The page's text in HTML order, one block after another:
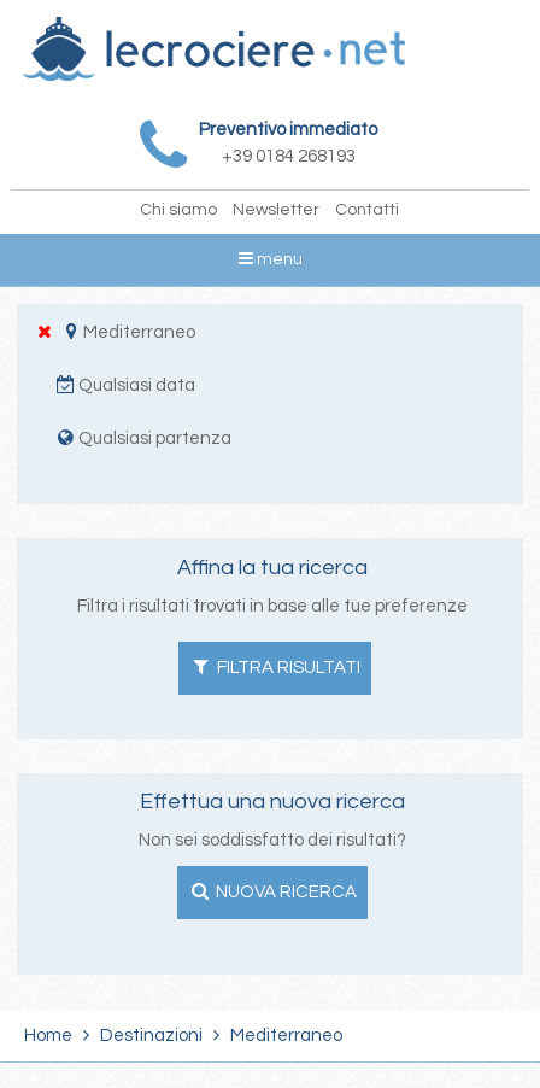
Preventivo immediato
+39 0184 268193
Chi siamo Newsletter Contatti
menu
Mediterraneo
Qualsiasi data
Qualsiasi partenza
Affina la tua ricerca
Filtra i risultati trovati in base alle tue preferenze
FILTRA RISULTATI
Effettua una nuova ricerca
Non sei soddissfatto dei risultati?
NUOVA RICERCA
Home Destinazioni Mediterraneo